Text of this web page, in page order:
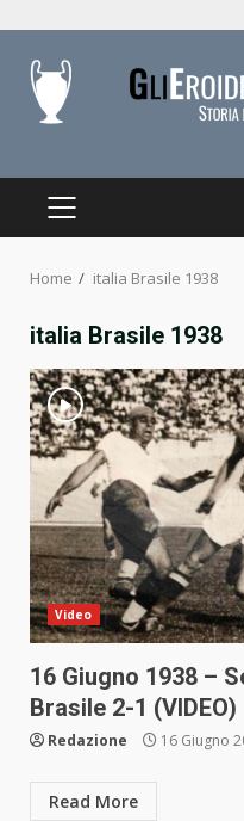
content
PRIMARY
Home italia Brasile 1938
italia Brasile 1938
Video
16 Giugno 1938 –
Brasile 2-1 (VIDEO)
Redazione 16 Giugno
Read More